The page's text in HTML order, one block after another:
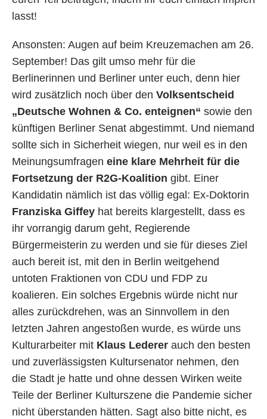
lasst!
Ansonsten: Augen auf beim Kreuzemachen am 26.
September! Das gilt umso mehr für die
Berlinerinnen und Berliner unter euch, denn hier
wird zusätzlich noch über den Volksentscheid
„Deutsche Wohnen & Co. enteignen“ sowie den
künftigen Berliner Senat abgestimmt. Und niemand
sollte sich in Sicherheit wiegen, nur weil es in den
Meinungsumfragen eine klare Mehrheit für die
Fortsetzung der R2G-Koalition gibt. Einer
Kandidatin nämlich ist das völlig egal: Ex-Doktorin
Franziska Giffeyhat bereits klargestellt, dass es
ihr vorrangig darum geht, Regierende
Bürgermeisterin zu werden und sie für dieses Ziel
auch bereit ist, mit den in Berlin weitgehend
untoten Fraktionen von CDU und FDP zu
koalieren. Ein solches Ergebnis würde nicht nur
alles zurückdrehen, was an Sinnvollem in den
letzten Jahren angestoßen wurde, es würde uns
Kulturarbeiter mit Klaus Ledererauch den besten
und zuverlässigsten Kultursenator nehmen, den
die Stadt je hatte und ohne dessen Wirken weite
Teile der Berliner Kulturszene die Pandemie sicher
nicht überstanden hätten. Sagt also bitte nicht, es